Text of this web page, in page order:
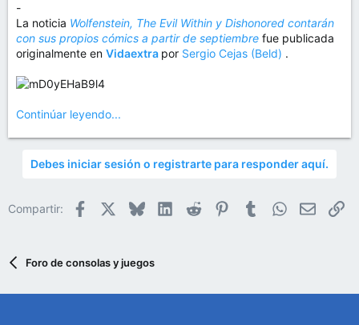
-
La noticia Wolfenstein, The Evil Within y Dishonored contarán
con sus propios cómics a partir de septiembre fue publicada
originalmente en Vidaextra por Sergio Cejas (Beld) .
Continúar leyendo...
Debes iniciar sesión o registrarte para responder aquí.
Compartir: Facebook BlueskyLinkedIn
Reddit PinterestTumblrWhatsApp
Email
Foro de consolas y juegos